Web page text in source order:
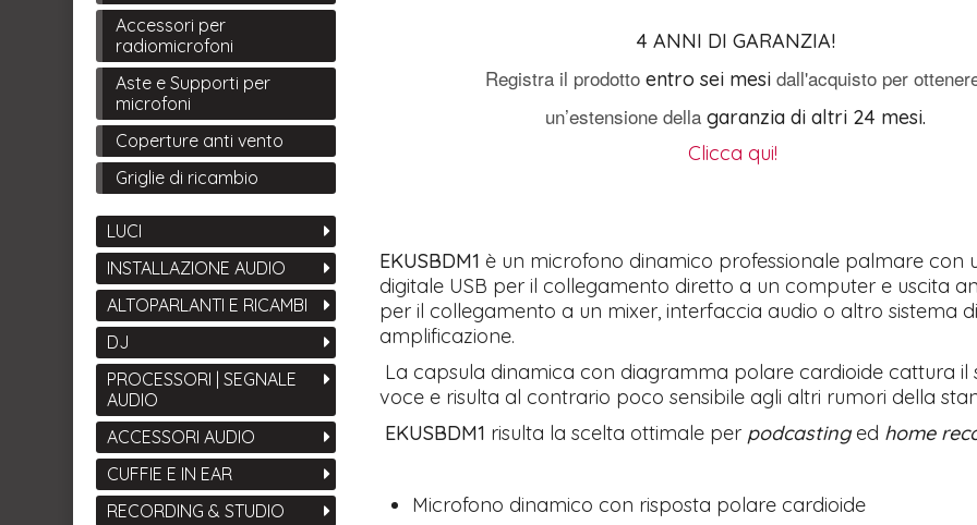
4 ANNI DI GARANZIA!
Registra il prodotto entro sei mesi dall'acquisto per
un’estensione della garanzia di altri 24 mesi.
Clicca qui!
EKUSBDM1 è un microfono dinamico professionale palmare con
digitale USB per il collegamento diretto a un computer e uscita
per il collegamento a un mixer, interfaccia audio o altro sistema di
amplificazione.
La capsula dinamica con diagramma polare cardioide cattura il
voce e risulta al contrario poco sensibile agli altri rumori della
EKUSBDM1 risulta la scelta ottimale per podcastinged home
Microfono dinamico con risposta polare cardioide
Accessori per
radiomicrofoni
Aste e Supporti per
microfoni
Coperture anti vento
Griglie di ricambio
LUCI
INSTALLAZIONE AUDIO
ALTOPARLANTI E RICAMBI
DJ
PROCESSORI | SEGNALE
AUDIO
ACCESSORI AUDIO
CUFFIE E IN EAR
RECORDING & STUDIO